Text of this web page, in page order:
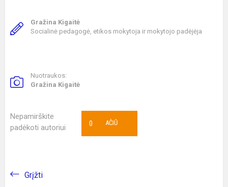
Gražina Kigaitė
Socialinė pedagogė, etikos mokytoja ir mokytojo padėjėja
Nuotraukos:
Gražina Kigaitė
Nepamirškite
padėkoti autoriui
AČIŪ
0
Grįžti